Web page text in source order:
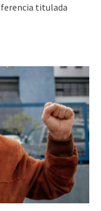
titulada